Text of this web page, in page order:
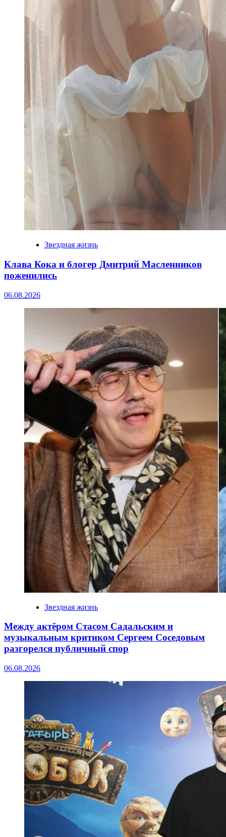
Звездная жизнь
Клава Кока и блогер Дмитрий Масленников
поженились
06.08.2026
Звездная жизнь
Между актёром Стасом Садальским и
музыкальным критиком Сергеем Соседовым
разгорелся публичный спор
06.08.2026